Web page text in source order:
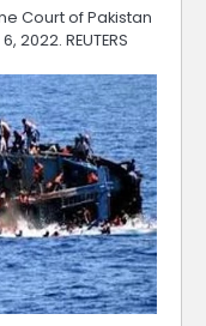
Court of Pakistan
REUTERS